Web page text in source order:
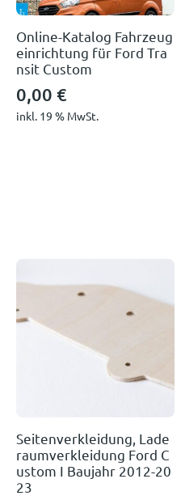
Online-Katalog Fahrzeug
einrichtung für Ford Tra
nsit Custom
0,00 €
inkl. 19 % MwSt.
Seitenverkleidung, Lade
raumverkleidung Ford C
ustom I Baujahr 2012-20
23